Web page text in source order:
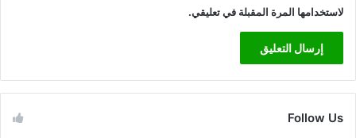
لاستخدامها المرة المقبلة في تعليقي.
Follow Us